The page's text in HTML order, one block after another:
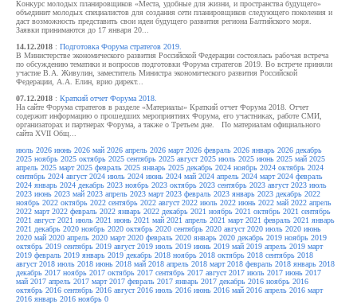
Конкурс молодых планировщиков «Места, удобные для жизни, и пространства будущего»
объединит молодых специалистов для создания сети планировщиков следующего поколения и
даст возможность представить свои идеи будущего развития региона Балтийского моря.
Заявки принимаются до 17 января 20...
14.12.2018 : Подготовка Форума стратегов 2019.
В Министерстве экономического развития Российской Федерации состоялась рабочая встреча
по обсуждению тематики и вопросов подготовки Форума стратегов 2019. Во встрече приняли
участие В.А. Живулин, заместитель Министра экономического развития Российской
Федерации, А.А. Елин, врио директ...
07.12.2018 : Краткий отчет Форума 2018.
На сайте Форума стратегов в разделе «Материалы» Краткий отчет Форума 2018. Отчет
содержит информацию о прошедших мероприятиях Форума, его участниках, работе СМИ,
организаторах и партнерах Форума, а также о Третьем дне. По материалам официального
сайта XVII Общ...
июль 2026 июнь 2026 май 2026 апрель 2026 март 2026 февраль 2026 январь 2026 декабрь
2025 ноябрь 2025 октябрь 2025 сентябрь 2025 август 2025 июль 2025 июнь 2025 май 2025
апрель 2025 март 2025 февраль 2025 январь 2025 декабрь 2024 ноябрь 2024 октябрь 2024
сентябрь 2024 август 2024 июль 2024 июнь 2024 май 2024 апрель 2024 март 2024 февраль
2024 январь 2024 декабрь 2023 ноябрь 2023 октябрь 2023 сентябрь 2023 август 2023 июль
2023 июнь 2023 май 2023 апрель 2023 март 2023 февраль 2023 январь 2023 декабрь 2022
ноябрь 2022 октябрь 2022 сентябрь 2022 август 2022 июль 2022 июнь 2022 май 2022 апрель
2022 март 2022 февраль 2022 январь 2022 декабрь 2021 ноябрь 2021 октябрь 2021 сентябрь
2021 август 2021 июль 2021 июнь 2021 май 2021 апрель 2021 март 2021 февраль 2021 январь
2021 декабрь 2020 ноябрь 2020 октябрь 2020 сентябрь 2020 август 2020 июль 2020 июнь
2020 май 2020 апрель 2020 март 2020 февраль 2020 январь 2020 декабрь 2019 ноябрь 2019
октябрь 2019 сентябрь 2019 август 2019 июль 2019 июнь 2019 май 2019 апрель 2019 март
2019 февраль 2019 январь 2019 декабрь 2018 ноябрь 2018 октябрь 2018 сентябрь 2018
август 2018 июль 2018 июнь 2018 май 2018 апрель 2018 март 2018 февраль 2018 январь 2018
декабрь 2017 ноябрь 2017 октябрь 2017 сентябрь 2017 август 2017 июль 2017 июнь 2017
май 2017 апрель 2017 март 2017 февраль 2017 январь 2017 декабрь 2016 ноябрь 2016
октябрь 2016 сентябрь 2016 август 2016 июль 2016 июнь 2016 май 2016 апрель 2016 март
2016 январь 2016 ноябрь 0